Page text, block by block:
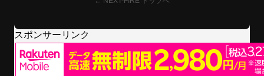
スポンサーリンク